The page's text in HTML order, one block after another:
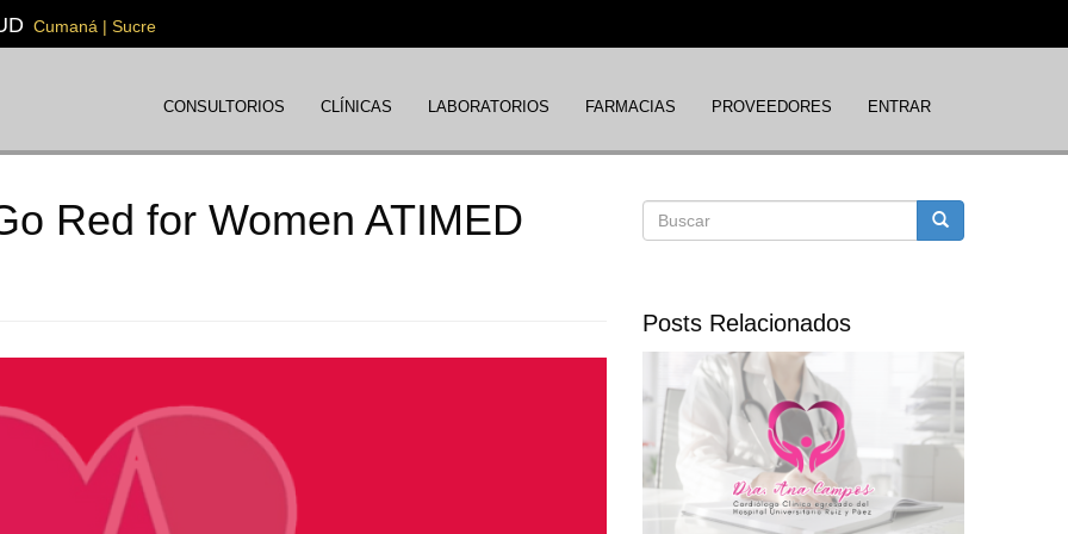
Cumaná | Sucre
CONSULTORIOS CLÍNICAS LABORATORIOS FARMACIAS PROVEEDORES ENTRAR
Red for Women ATIMED
Formulario
búsqueda
Posts Relacionados